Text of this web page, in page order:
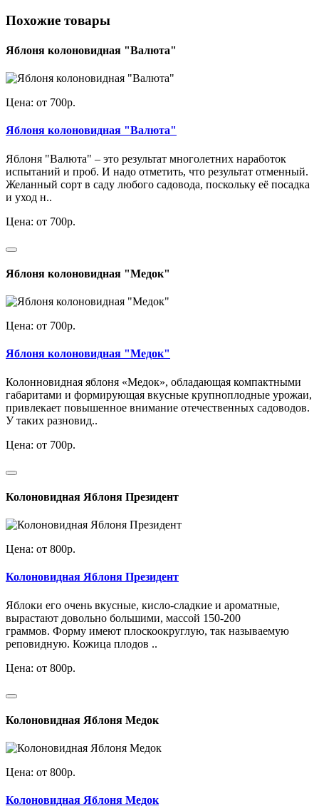
Похожие товары
Яблоня колоновидная "Валюта"
Цена: от 700р.
Яблоня колоновидная "Валюта"
Яблоня "Валюта" – это результат многолетних наработок
испытаний и проб. И надо отметить, что результат отменный.
Желанный сорт в саду любого садовода, поскольку её посадка
и уход н..
Цена: от 700р.
Яблоня колоновидная "Медок"
Цена: от 700р.
Яблоня колоновидная "Медок"
Колонновидная яблоня «Медок», обладающая компактными
габаритами и формирующая вкусные крупноплодные урожаи,
привлекает повышенное внимание отечественных садоводов.
У таких разновид..
Цена: от 700р.
Колоновидная Яблоня Президент
Цена: от 800р.
Колоновидная Яблоня Президент
Яблоки его очень вкусные, кисло-сладкие и ароматные,
вырастают довольно большими, массой 150-200
граммов. Форму имеют плоскоокруглую, так называемую
реповидную. Кожица плодов ..
Цена: от 800р.
Колоновидная Яблоня Медок
Цена: от 800р.
Колоновидная Яблоня Медок